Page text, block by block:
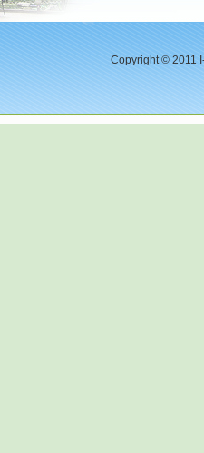
Copyright © 2011